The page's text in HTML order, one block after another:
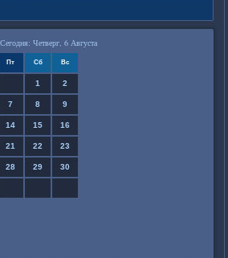
Сегодня: Четверг, 6 Августа
Пт Сб Вс
1 2
7 8 9
14 15 16
21 22 23
28 29 30